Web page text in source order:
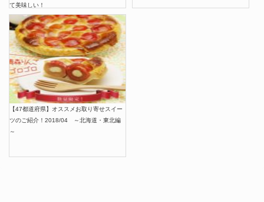
て美味しい！
【47都道府県】オススメお取り寄せスイー
ツのご紹介！2018/04 ～北海道・東北編
～